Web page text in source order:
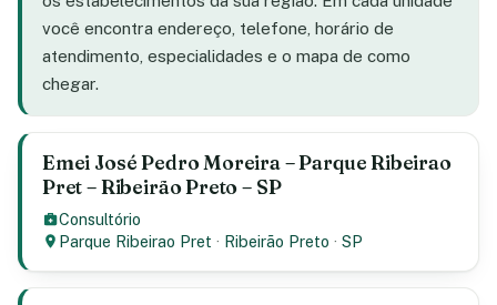
você encontra endereço, telefone, horário de
atendimento, especialidades e o mapa de como
chegar.
Emei José Pedro Moreira – Parque Ribeirao
Pret – Ribeirão Preto – SP
Consultório
Parque Ribeirao Pret · Ribeirão Preto ·SP